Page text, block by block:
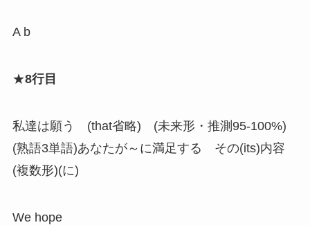
A b
★8行目
私達は願う (that省略) (未来形・推測95-100%)
(熟語3単語)あなたが～に満足する その(its)内容
(複数形)(に)
We hope